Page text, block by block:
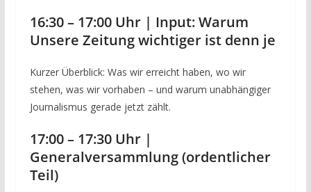
16:30 – 17:00 Uhr | Input: Warum
Unsere Zeitung wichtiger ist denn je
Kurzer Überblick: Was wir erreicht haben, wo wir
stehen, was wir vorhaben – und warum unabhängiger
Journalismus gerade jetzt zählt.
17:00 – 17:30 Uhr |
Generalversammlung (ordentlicher
Teil)